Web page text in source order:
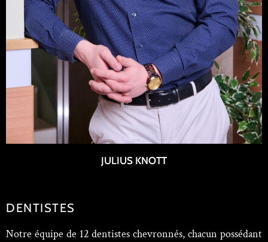
JULIUS KNOTT
DENTISTES
Notre équipe de 12 dentistes chevronnés, chacun possédant